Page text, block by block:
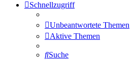
Schnellzugriff
Unbeantwortete Themen
Aktive Themen
Suche